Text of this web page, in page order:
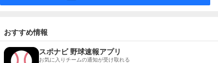
おすすめ情報
スポナビ 野球速報アプリ
お気に入りチームの通知が受け取れる